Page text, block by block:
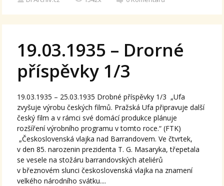
19.03.1935 – Drorné
příspěvky 1/3
19.03.1935 – 25.03.1935 Drobné příspěvky 1/3 „Ufa
zvyšuje výrobu českých filmů. Pražská Ufa připravuje další
český film a v rámci své domácí produkce plánuje
rozšíření výrobního programu v tomto roce.“ (FTK)
„Československá vlajka nad Barrandovem. Ve čtvrtek,
v den 85. narozenin prezidenta T. G. Masaryka, třepetala
se vesele na stožáru barrandovských ateliérů
v březnovém slunci československá vlajka na znamení
velkého národního svátku....